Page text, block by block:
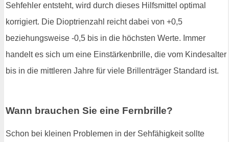
Sehfehler entsteht, wird durch dieses Hilfsmittel optimal
korrigiert. Die Dioptrienzahl reicht dabei von +0,5
beziehungsweise -0,5 bis in die höchsten Werte. Immer
handelt es sich um eine Einstärkenbrille, die vom Kindesalter
bis in die mittleren Jahre für viele Brillenträger Standard ist.
Wann brauchen Sie eine Fernbrille?
Schon bei kleinen Problemen in der Sehfähigkeit sollte